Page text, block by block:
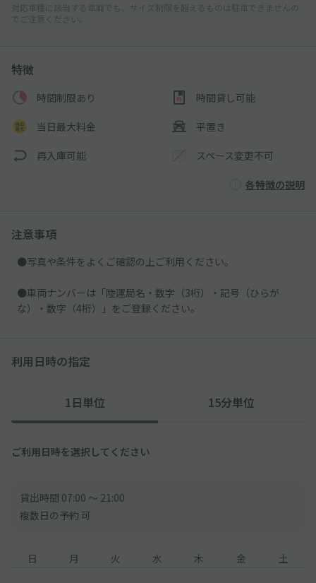
対応車種に該当する車両でも、サイズ制限を超えるものは駐車できませんの
でご注意ください。
特徴
時間制限あり 時間貸し可能
当日最大料金 平置き
再入庫可能 スペース変更不可
各特徴の説明
注意事項
●写真や条件をよくご確認の上ご利用ください。
●車両ナンバーは「陸運局名・数字（3桁）・記号（ひらが
な）・数字（4桁）」をご登録ください。
利用日時の指定
1日単位 15分単位
ご利用日時を選択してください
貸出時間 07:00 〜 21:00
複数日の予約 可
日 月 火 水 木 金 土